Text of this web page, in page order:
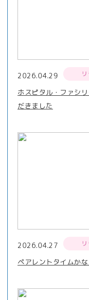
2026.04.29
ホスピタル・ファシ
だきました
2026.04.27
ペアレントタイムか